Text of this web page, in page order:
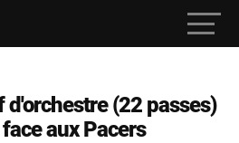
(22 passes)
aux Pacers